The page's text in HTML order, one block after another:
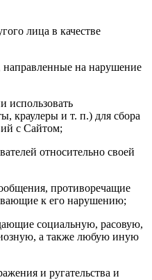
лица в качестве
направленные на нарушение
использовать
краулеры и т. п.) для сбора
с Сайтом;
относительно своей
противоречащие
к его нарушению;
социальную, расовую,
а также любую иную
и ругательства и